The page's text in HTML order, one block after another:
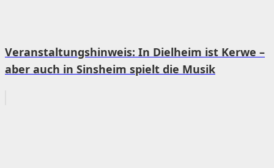
Veranstaltungshinweis: In Dielheim ist Kerwe –
aber auch in Sinsheim spielt die Musik